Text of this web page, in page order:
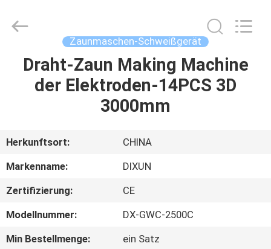
HAUS
VR-
SHOW
ÜBER
UNS
Mesh
Products
Reserved.
Zaunmaschen-Schweißgerät
Draht-Zaun Making Machine
der Elektroden-14PCS 3D
3000mm
Herkunftsort:
CHINA
Markenname:
DIXUN
Zertifizierung:
CE
Modellnummer:
DX-GWC-2500C
Min Bestellmenge:
ein Satz